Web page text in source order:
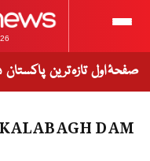
صفحۂ اول تازہ ترین پاکستان
KALABAGH DAM